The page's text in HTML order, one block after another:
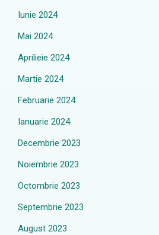
Iunie 2024
Mai 2024
Aprilieie 2024
Martie 2024
Februarie 2024
Ianuarie 2024
Decembrie 2023
Noiembrie 2023
Octombrie 2023
Septembrie 2023
August 2023